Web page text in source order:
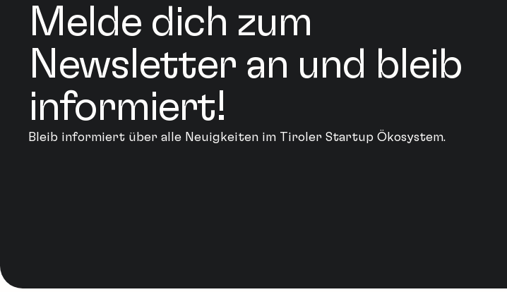
Melde dich zum
Newsletter an und bleib
informiert!
Bleib informiert über alle Neuigkeiten im Tiroler Startup Ökosystem.